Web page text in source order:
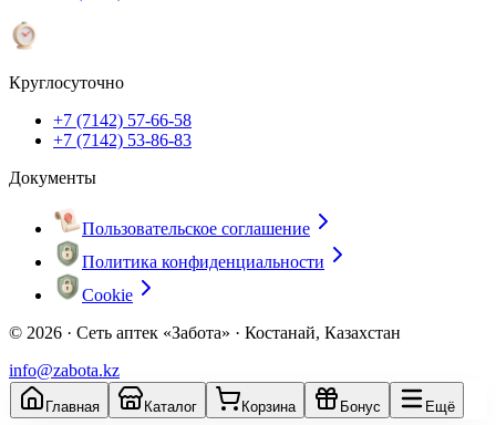
Круглосуточно
+7 (7142) 57-66-58
+7 (7142) 53-86-83
Документы
Пользовательское соглашение
Политика конфиденциальности
Cookie
© 2026 · Сеть аптек «Забота» · Костанай, Казахстан
info@zabota.kz
Главная Каталог Корзина Бонус Ещё